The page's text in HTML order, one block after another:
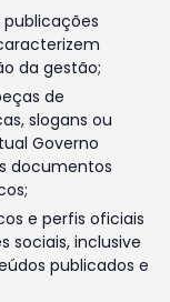
da gestão;
de
slogans ou
Governo
documentos
e perfis oficiais
sociais, inclusive
publicados e